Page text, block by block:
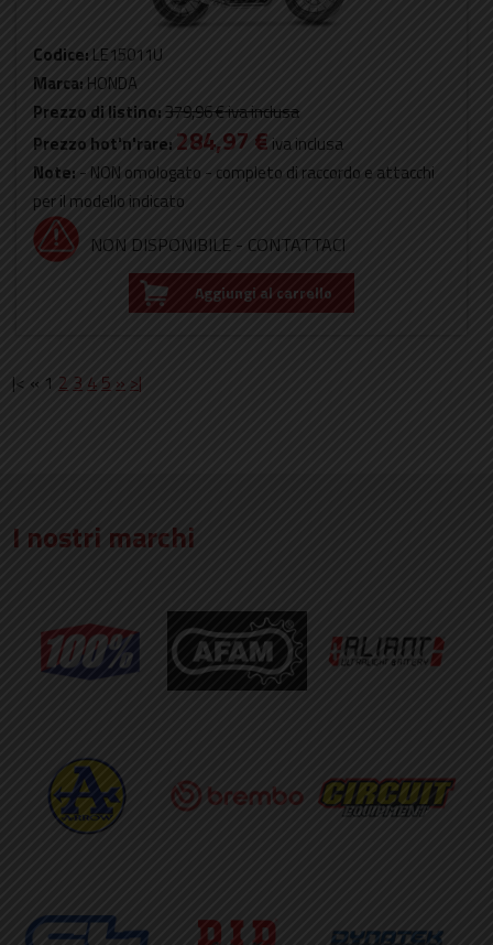
Codice: LE15011U
Marca: HONDA
Prezzo di listino:379,96 €iva inclusa
Prezzo hot'n'rare: 284,97 € iva inclusa
Note: - NON omologato - completo di raccordo e attacchi
per il modello indicato
NON DISPONIBILE - CONTATTACI
Aggiungi al carrello
|< « 1 2 3 4 5 » >|
I nostri marchi